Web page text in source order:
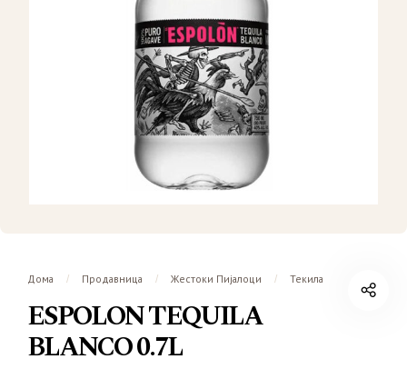
Дома / Продавница / Жестоки Пијалоци / Текила
ESPOLON TEQUILA
BLANCO 0.7L